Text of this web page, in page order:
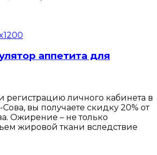
аппетита для
личного кабинета в
вы получаете скидку 20% от
Ожирение – не только
жировой ткани вследствие